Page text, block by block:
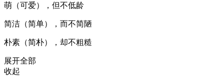
萌（可爱），但不低龄
简洁（简单），而不简陋
朴素（简朴），却不粗糙
展开全部
收起